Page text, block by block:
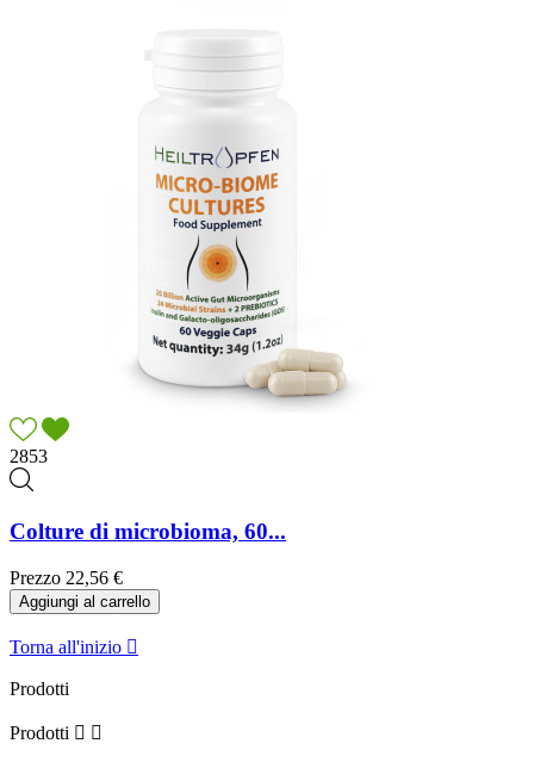
2853
Colture di microbioma, 60...
Prezzo 22,56 €
Aggiungi al carrello
Torna all'inizio 
Prodotti
Prodotti  